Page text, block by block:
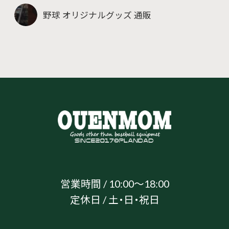
野球 オリジナルグッズ 通販
営業時間 / 10:00～18:00
定休日 / 土・日・祝日